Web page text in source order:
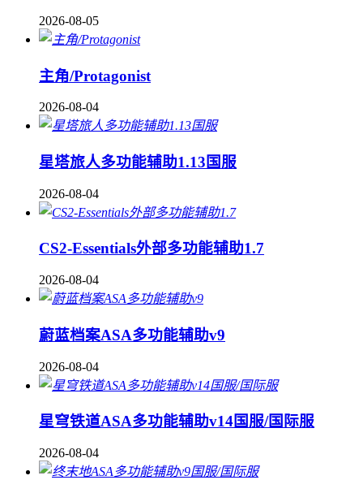
2026-08-05
主角/Protagonist
2026-08-04
星塔旅人多功能辅助1.13国服
2026-08-04
CS2-Essentials外部多功能辅助1.7
2026-08-04
蔚蓝档案ASA多功能辅助v9
2026-08-04
星穹铁道ASA多功能辅助v14国服/国际服
2026-08-04